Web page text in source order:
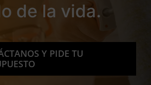
de la vida.
Y PIDE TU